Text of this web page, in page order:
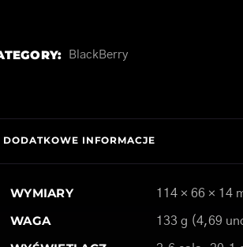
BlackBerry
DODATKOWE INFORMACJE
WYMIARY 114 × 66 × 14
WAGA 133 g (4,69